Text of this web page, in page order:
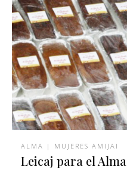
ALMA | MUJERES AMIJAI
Leicaj para el Alma